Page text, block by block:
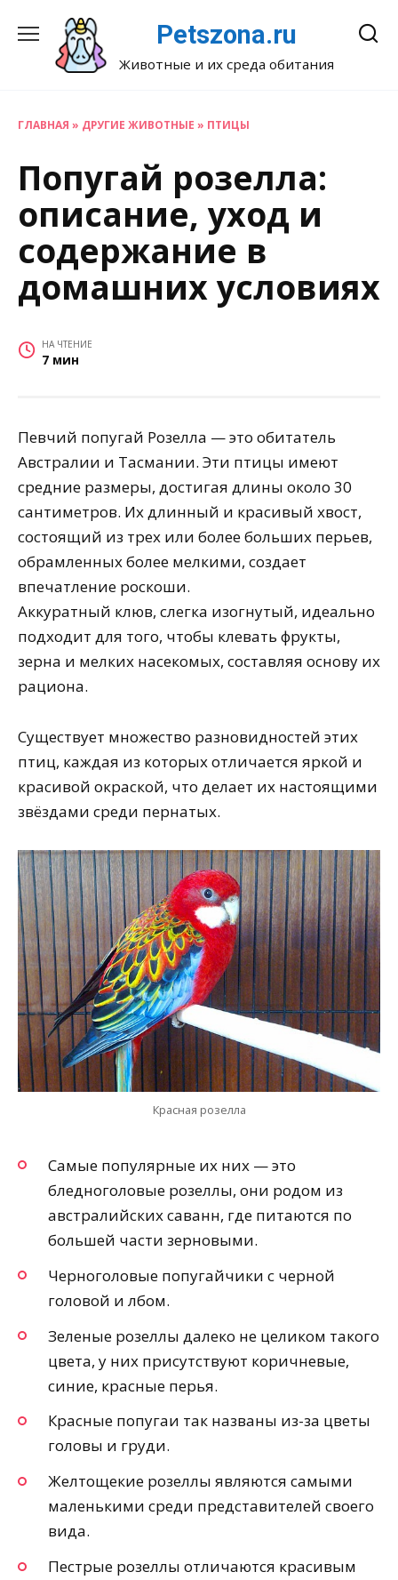
содержанию
Petszona.ru
Животные и их среда обитания
ГЛАВНАЯ » ДРУГИЕ ЖИВОТНЫЕ » ПТИЦЫ
Попугай розелла:
описание, уход и
содержание в
домашних условиях
НА ЧТЕНИЕ
7 мин
Певчий попугай Розелла — это обитатель
Австралии и Тасмании. Эти птицы имеют
средние размеры, достигая длины около 30
сантиметров. Их длинный и красивый хвост,
состоящий из трех или более больших перьев,
обрамленных более мелкими, создает
впечатление роскоши.
Аккуратный клюв, слегка изогнутый, идеально
подходит для того, чтобы клевать фрукты,
зерна и мелких насекомых, составляя основу их
рациона.
Существует множество разновидностей этих
птиц, каждая из которых отличается яркой и
красивой окраской, что делает их настоящими
звёздами среди пернатых.
Красная розелла
Самые популярные их них — это
бледноголовые розеллы, они родом из
австралийских саванн, где питаются по
большей части зерновыми.
Черноголовые попугайчики с черной
головой и лбом.
Зеленые розеллы далеко не целиком такого
цвета, у них присутствуют коричневые,
синие, красные перья.
Красные попугаи так названы из-за цветы
головы и груди.
Желтощекие розеллы являются самыми
маленькими среди представителей своего
вида.
Пестрые розеллы отличаются красивым